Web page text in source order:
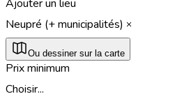
Ajouter un lieu
Neupré (+ municipalités)
Ou dessiner sur la carte
Prix minimum
Choisir...